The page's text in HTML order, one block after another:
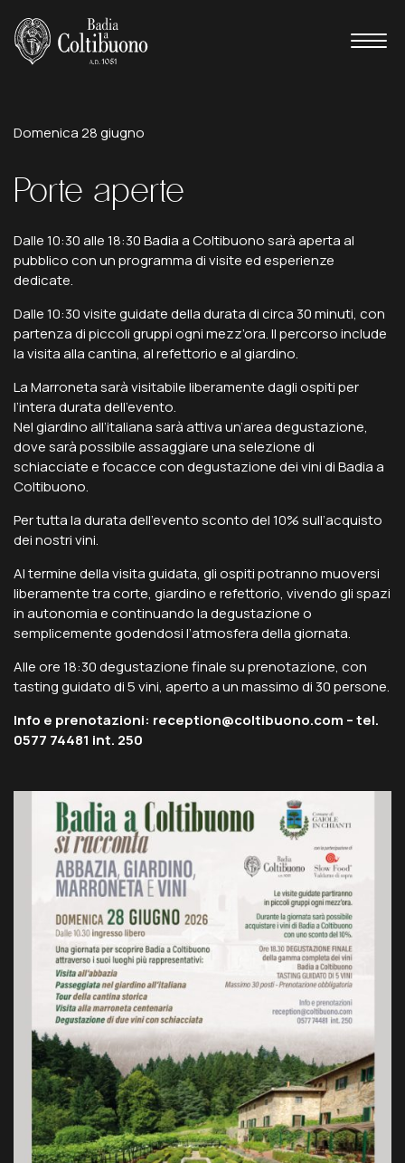
Open Day a Coltibuono
Domenica28giugno
Porte aperte
Dalle 10:30 alle 18:30 Badia a Coltibuono sarà aperta al
pubblico con un programma di visite ed esperienze
dedicate.
Dalle 10:30 visite guidate della durata di circa 30 minuti, con
partenza di piccoli gruppi ogni mezz’ora. Il percorso include
la visita alla cantina, al refettorio e al giardino.
La Marroneta sarà visitabile liberamente dagli ospiti per
l’intera durata dell’evento.
Nel giardino all’italiana sarà attiva un’area degustazione,
dove sarà possibile assaggiare una selezione di
schiacciate e focacce con degustazione dei vini di Badia a
Coltibuono.
Per tutta la durata dell’evento sconto del 10% sull’acquisto
dei nostri vini.
Al termine della visita guidata, gli ospiti potranno muoversi
liberamente tra corte, giardino e refettorio, vivendo gli spazi
in autonomia e continuando la degustazione o
semplicemente godendosi l’atmosfera della giornata.
Alle ore 18:30 degustazione finale su prenotazione, con
tasting guidato di 5 vini, aperto a un massimo di 30 persone.
Info e prenotazioni: reception@coltibuono.com – tel.
0577 74481 int. 250